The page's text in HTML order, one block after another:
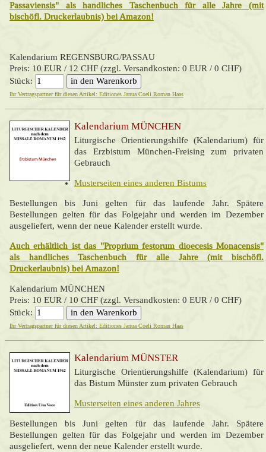
Passaviensis" als handliches Taschenbuch für alle Jahre (mit
bischöfl. Druckerlaubnis) bei Amazon!
Kalendarium REGENSBURG/PASSAU
Preis: 10 EUR / 12 CHF (zzgl. Versandkosten: 0 EUR / 0 CHF)
Stück:
Ihr Vertragspartner für diesen Artikel: Editiones Janua Coeli Roman Haas
Kalendarium MÜNCHEN
Liturgische Orientierungshilfe (Kalendarium) für
das Erzbistum München-Freising zum privaten
Gebrauch
Musterseiten eines anderen Bistums
Bestellungen bis Juni gelten für das laufende Jahr. Spätere
Bestellungen gelten für das Folgejahr und werden im Dezember
ausgeliefert, wenn der neue Kalender erstellt wurde.
Auch erhältlich ist das "Proprium festorum dioecesis Monacensis"
als handliches Taschenbuch für alle Jahre (mit bischöfl.
Druckerlaubnis) bei Amazon!
Kalendarium MÜNCHEN
Preis: 10 EUR / 10 CHF (zzgl. Versandkosten: 0 EUR / 0 CHF)
Stück:
Ihr Vertragspartner für diesen Artikel: Editiones Janua Coeli Roman Haas
Kalendarium MÜNSTER
Liturgische Orientierungshilfe (Kalendarium) für
das Bistum Münster zum privaten Gebrauch
Musterseiten eines anderen Jahres
Bestellungen bis Juni gelten für das laufende Jahr. Spätere
Bestellungen gelten für das Folgejahr und werden im Dezember
ausgeliefert, wenn der neue Kalender erstellt wurde.